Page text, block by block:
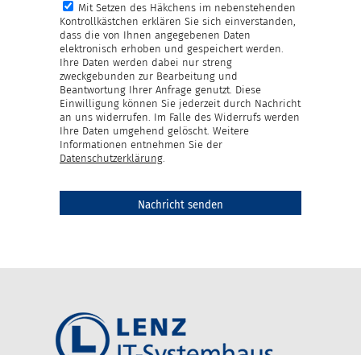
Mit Setzen des Häkchens im nebenstehenden
Kontrollkästchen erklären Sie sich einverstanden,
dass die von Ihnen angegebenen Daten
elektronisch erhoben und gespeichert werden.
Ihre Daten werden dabei nur streng
zweckgebunden zur Bearbeitung und
Beantwortung Ihrer Anfrage genutzt. Diese
Einwilligung können Sie jederzeit durch Nachricht
an uns widerrufen. Im Falle des Widerrufs werden
Ihre Daten umgehend gelöscht. Weitere
Informationen entnehmen Sie der
Datenschutzerklärung